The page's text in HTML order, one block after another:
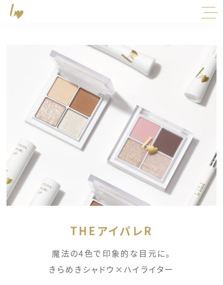
THEアイパレR
魔法の4色で印象的な目元に。
きらめきシャドウ×ハイライター